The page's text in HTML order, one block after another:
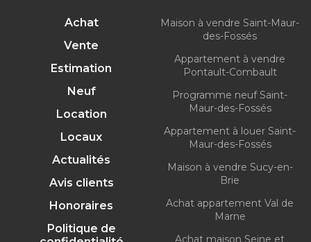
Achat
Vente
Estimation
Neuf
Location
Locaux
Actualités
Avis clients
Honoraires
Politique de
Maison à vendre Saint-Maur-
des-Fossés
Appartement à vendre
Pontault-Combault
Programme neuf Saint-
Maur-des-Fossés
Appartement à louer Saint-
Maur-des-Fossés
Maison à vendre Sucy-en-
Brie
Achat appartement Val de
Marne
Achat maison Seine et